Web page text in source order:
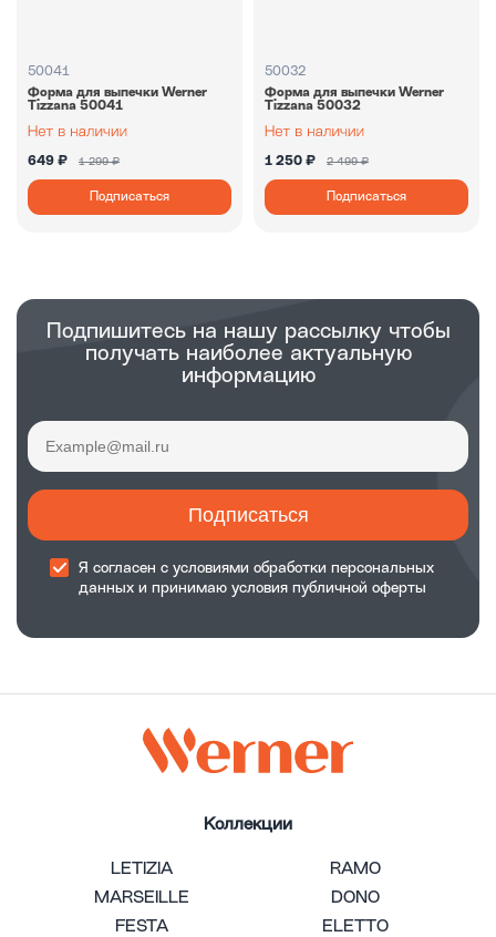
50041
Форма для выпечки Werner
Tizzana 50041
649 ₽ 1 299 ₽
Подписаться
50032
Форма для выпечки Werner
Tizzana 50032
1 250 ₽ 2 499 ₽
Подписаться
Подпишитесь на нашу рассылку чтобы
получать наиболее актуальную
информацию
Подписаться
Я согласен с условиями обработки персональных
данных и принимаю условия публичной оферты
Коллекции
LETIZIA
RAMO
MARSEILLE
DONO
FESTA
ELETTO